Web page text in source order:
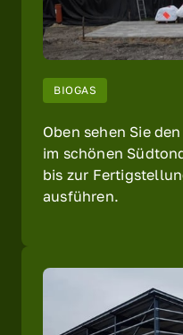
BIOGAS
Oben sehen Sie
im schönen
bis zur
ausführen.